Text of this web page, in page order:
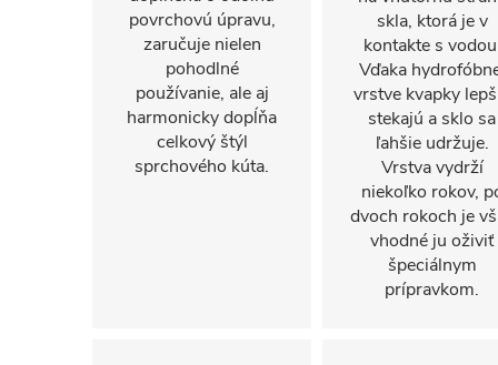
povrchovú úpravu,
zaručuje nielen
pohodlné
používanie, ale aj
harmonicky dopĺňa
celkový štýl
sprchového kúta.
skla, ktorá je v
kontakte s
Vďaka
vrstve kvapky
stekajú a sklo sa
ľahšie udržuje.
Vrstva vydrží
niekoľko rokov,
dvoch rokoch je
vhodné ju oživiť
špeciálnym
prípravkom.